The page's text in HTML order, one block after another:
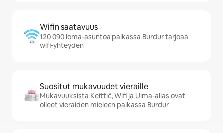
Wifin saatavuus
120 090 loma-asuntoa paikassa Burdur tarjoaa
wifi-yhteyden
Suositut mukavuudet vieraille
Mukavuuksista Keittiö, Wifi ja Uima-allas ovat
olleet vieraiden mieleen paikassa Burdur